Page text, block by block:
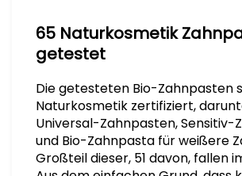
65 Naturkosmetik
getestet
Die getesteten Bio-Zahnpasten
Naturkosmetik zertifiziert,
Universal-Zahnpasten, Sensitiv-
und Bio-Zahnpasta für weißere
Großteil dieser, 51 davon, fallen